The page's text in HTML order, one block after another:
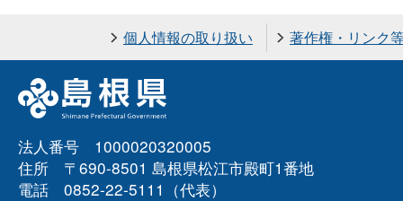
個人情報の取り扱い 著作権・リンク
法人番号 1000020320005
住所 〒690-8501 島根県松江市殿町1番地
電話 0852-22-5111（代表）